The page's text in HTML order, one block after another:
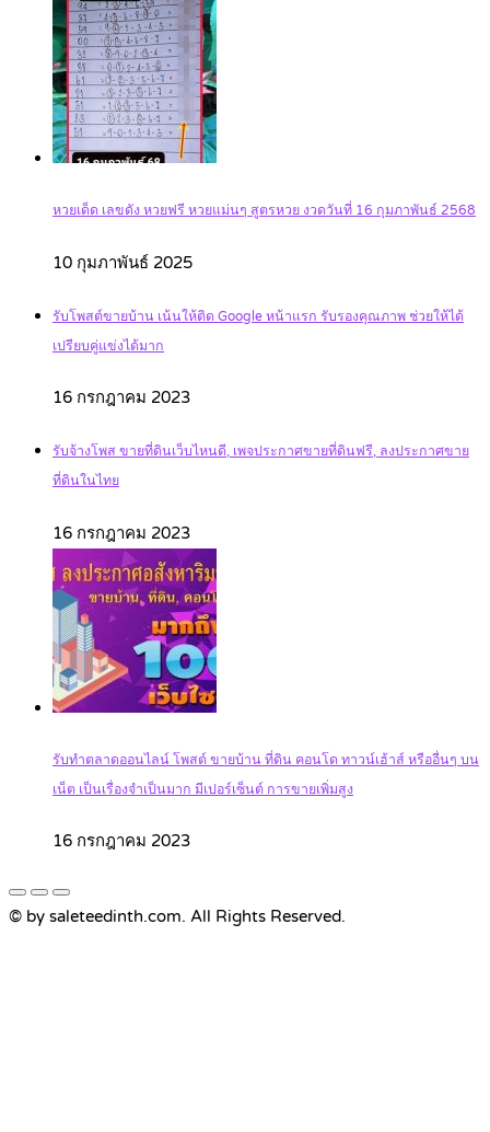
หวยเด็ด เลขดัง หวยฟรี หวยแม่นๆ สูตรหวย งวดวันที่ 16 กุมภาพันธ์ 2568
10 กุมภาพันธ์ 2025
รับโพสต์ขายบ้าน เน้นให้ติด Google หน้าแรก รับรองคุณภาพ ช่วยให้ได้
เปรียบคู่แข่งได้มาก
16 กรกฎาคม 2023
รับจ้างโพส ขายที่ดินเว็บไหนดี, เพจประกาศขายที่ดินฟรี, ลงประกาศขาย
ที่ดินในไทย
16 กรกฎาคม 2023
รับทำตลาดออนไลน์ โพสต์ ขายบ้าน ที่ดิน คอนโด ทาวน์เฮ้าส์ หรืออื่นๆ บน
เน็ต เป็นเรื่องจำเป็นมาก มีเปอร์เซ็นต์ การขายเพิ่มสูง
16 กรกฎาคม 2023
© by saleteedinth.com. All Rights Reserved.